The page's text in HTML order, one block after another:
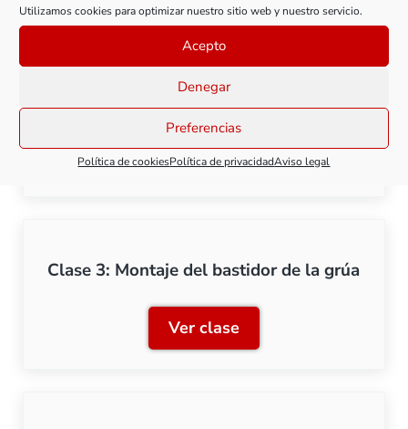
Utilizamos cookies para optimizar nuestro sitio web y nuestro servicio.
Acepto
Denegar
Preferencias
Política de cookiesPolítica de privacidadAviso legal
Clase 2: Montaje de la plataforma
auxiliar
Ver claseClase 2: Montaje de la
Clase 3: Montaje del bastidor de la grúa
Ver claseClase 3: Montaje del